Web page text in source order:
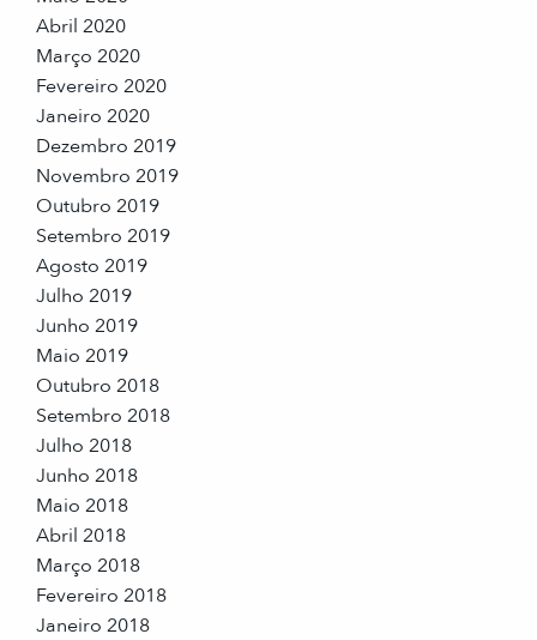
Abril 2020
Março 2020
Fevereiro 2020
Janeiro 2020
Dezembro 2019
Novembro 2019
Outubro 2019
Setembro 2019
Agosto 2019
Julho 2019
Junho 2019
Maio 2019
Outubro 2018
Setembro 2018
Julho 2018
Junho 2018
Maio 2018
Abril 2018
Março 2018
Fevereiro 2018
Janeiro 2018